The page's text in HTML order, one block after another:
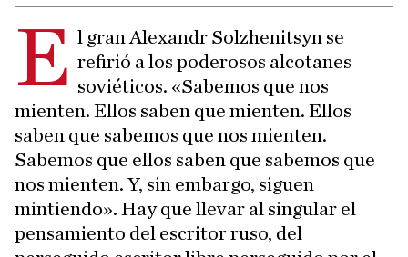
E l gran Alexandr Solzhenitsyn se
refirió a los poderosos alcotanes
soviéticos. «Sabemos que nos
mienten. Ellos saben que mienten. Ellos
saben que sabemos que nos mienten.
Sabemos que ellos saben que sabemos que
nos mienten. Y, sin embargo, siguen
mintiendo». Hay que llevar al singular el
pensamiento del escritor ruso, del